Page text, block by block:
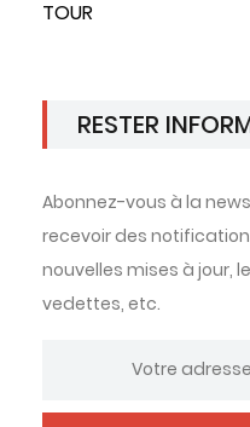
TOUR
RESTER
Abonnez-vous à la
recevoir des
nouvelles mises à jour,
vedettes, etc.